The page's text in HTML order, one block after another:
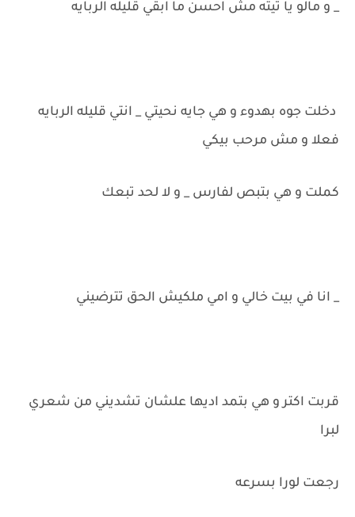
_ و مالو يا تيته مش احسن ما ابقي قليله الربايه
دخلت جوه بهدوء و هي جايه نحيتي _ انتي قليله الربايه
فعلا و مش مرحب بيكي
كملت و هي بتبص لفارس _ و لا لحد تبعك
_ انا في بيت خالي و امي ملكيش الحق تترضيني
قربت اكتر و هي بتمد اديها علشان تشديني من شعري
لبرا
رجعت لورا بسرعه